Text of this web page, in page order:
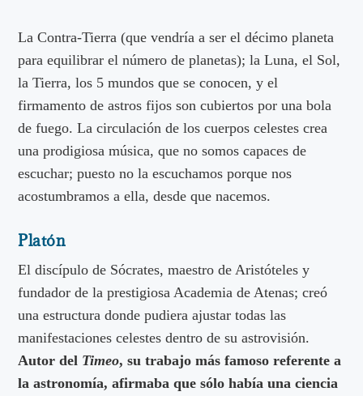
La Contra-Tierra (que vendría a ser el décimo planeta
para equilibrar el número de planetas); la Luna, el Sol,
la Tierra, los 5 mundos que se conocen, y el
firmamento de astros fijos son cubiertos por una bola
de fuego. La circulación de los cuerpos celestes crea
una prodigiosa música, que no somos capaces de
escuchar; puesto no la escuchamos porque nos
acostumbramos a ella, desde que nacemos.
Platón
El discípulo de Sócrates, maestro de Aristóteles y
fundador de la prestigiosa Academia de Atenas; creó
una estructura donde pudiera ajustar todas las
manifestaciones celestes dentro de su astrovisión.
Autor del Timeo, su trabajo más famoso referente a
la astronomía, afirmaba que sólo había una ciencia